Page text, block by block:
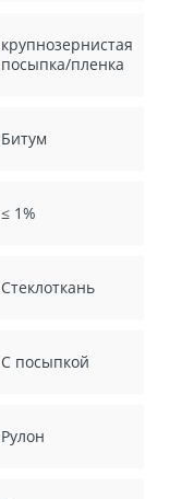
крупнозернистая
посыпка/пленка
Битум
≤ 1%
Стеклоткань
С посыпкой
Рулон